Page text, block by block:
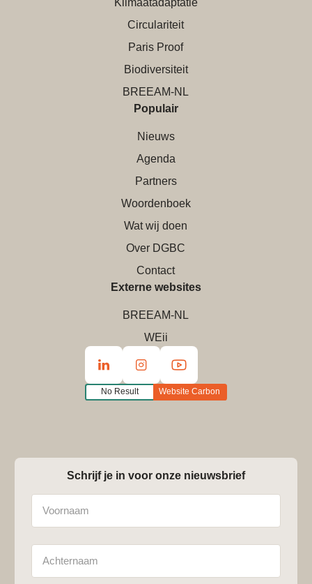
Circulariteit
Paris Proof
Biodiversiteit
BREEAM-NL
Populair
Nieuws
Agenda
Partners
Woordenboek
Wat wij doen
Over DGBC
Contact
Externe websites
BREEAM-NL
WEii
No Result Website Carbon
Schrijf je in voor onze nieuwsbrief